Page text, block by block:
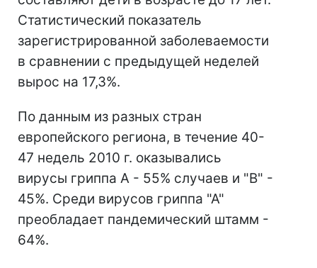
Статистический показатель
зарегистрированной заболеваемости
в сравнении с предыдущей неделей
вырос на 17,3%.
По данным из разных стран
европейского региона, в течение 40-
47 недель 2010 г. оказывались
вирусы гриппа А - 55% случаев и "В" -
45%. Среди вирусов гриппа "А"
преобладает пандемический штамм -
64%.